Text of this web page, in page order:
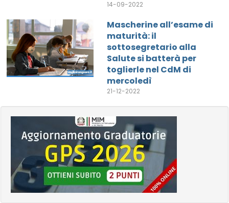
14-09-2022
Mascherine all’esame di
maturità: il
sottosegretario alla
Salute si batterà per
toglierle nel CdM di
mercoledì
21-12-2022